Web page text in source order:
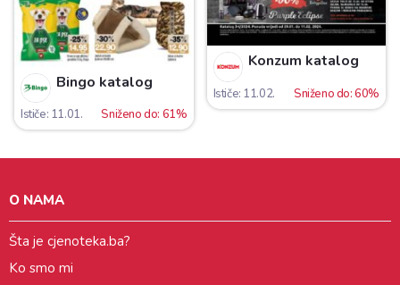
Bingo katalog
Ističe: 11.01. Sniženo do: 61%
Konzum katalog
Ističe: 11.02. Sniženo do: 60%
O NAMA
Šta je cjenoteka.ba?
Ko smo mi